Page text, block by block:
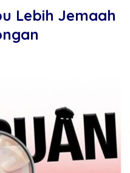
Lebih Jemaah